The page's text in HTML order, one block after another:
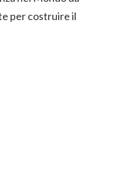
per costruire il